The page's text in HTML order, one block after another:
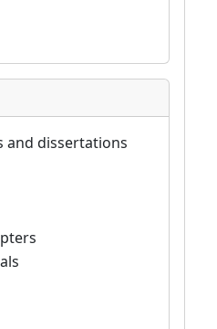
and dissertations